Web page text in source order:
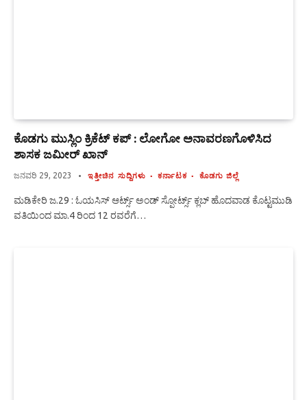
ಕೊಡಗು ಮುಸ್ಲಿಂ ಕ್ರಿಕೆಟ್ ಕಪ್ : ಲೋಗೋ ಅನಾವರಣಗೊಳಿಸಿದ
ಶಾಸಕ ಜಮೀರ್ ಖಾನ್
ಜನವರಿ 29, 2023 ಇತ್ತೀಚಿನ ಸುದ್ದಿಗಳು ಕರ್ನಾಟಕ ಕೊಡಗು ಜಿಲ್ಲೆ
ಮಡಿಕೇರಿ ಜ.29 : ಓಯಸಿಸ್ ಆರ್ಟ್ಸ್ ಅಂಡ್ ಸ್ಪೋರ್ಟ್ಸ್ ಕ್ಲಬ್ ಹೊದವಾಡ ಕೊಟ್ಟಮುಡಿ
ವತಿಯಿಂದ ಮಾ.4 ರಿಂದ 12 ರವರೆಗೆ…